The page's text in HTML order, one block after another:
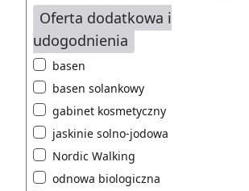
Oferta dodatkowa i
udogodnienia
basen
basen solankowy
gabinet kosmetyczny
jaskinie solno-jodowa
Nordic Walking
odnowa biologiczna